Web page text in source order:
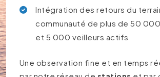
Intégration des retours du
communauté de plus de 50
et 5 000 veilleurs actifs
Une observation fine et en temps